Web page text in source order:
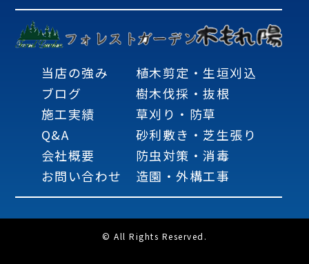
当店の強み
ブログ
施工実績
Q&A
会社概要
お問い合わせ
植木剪定・生垣刈込
樹木伐採・抜根
草刈り・防草
砂利敷き・芝生張り
防虫対策・消毒
造園・外構工事
© All Rights Reserved.